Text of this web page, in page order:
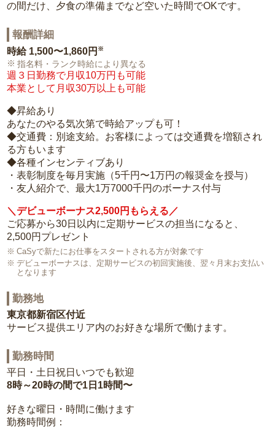
の間だけ、夕食の準備までなど空いた時間でOKです。
報酬詳細
時給 1,500〜1,860円 ※
指名料・ランク時給により異なる
週３日勤務で月収10万円も可能
本業として月収30万以上も可能
◆昇給あり
あなたのやる気次第で時給アップも可！
◆交通費：別途支給。お客様によっては交通費を増額され
る方もいます
◆各種インセンティブあり
・表彰制度を毎月実施（5千円〜1万円の報奨金を授与）
・友人紹介で、最大1万7000千円のボーナス付与
＼デビューボーナス2,500円もらえる／
ご応募から30日以内に定期サービスの担当になると、
2,500円プレゼント
CaSyで新たにお仕事をスタートされる方が対象です
デビューボーナスは、定期サービスの初回実施後、翌々月末お支払い
となります
勤務地
東京都新宿区付近
サービス提供エリア内のお好きな場所で働けます。
勤務時間
平日・土日祝日いつでも歓迎
8時～20時の間で1日1時間〜
好きな曜日・時間に働けます
勤務時間例：